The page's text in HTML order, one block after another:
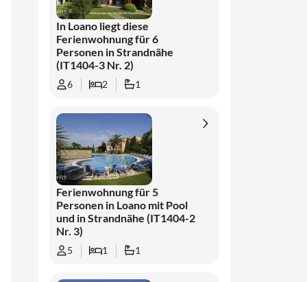
In Loano liegt diese
Ferienwohnung für 6
Personen in Strandnähe
(IT1404-3 Nr. 2)
6 2 1
Ferienwohnung für 5
Personen in Loano mit Pool
und in Strandnähe (IT1404-2
Nr. 3)
5 1 1